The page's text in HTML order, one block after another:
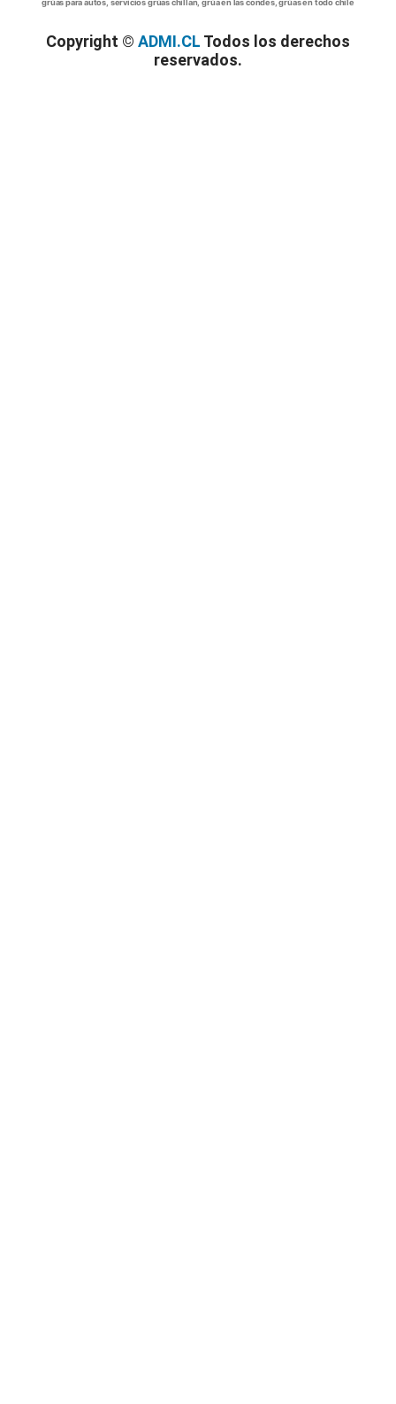
grúas para autos, servicios grúas chillan, grúa en las condes, grúas en todo chile
Copyright © ADMI.CL Todos los derechos
reservados.